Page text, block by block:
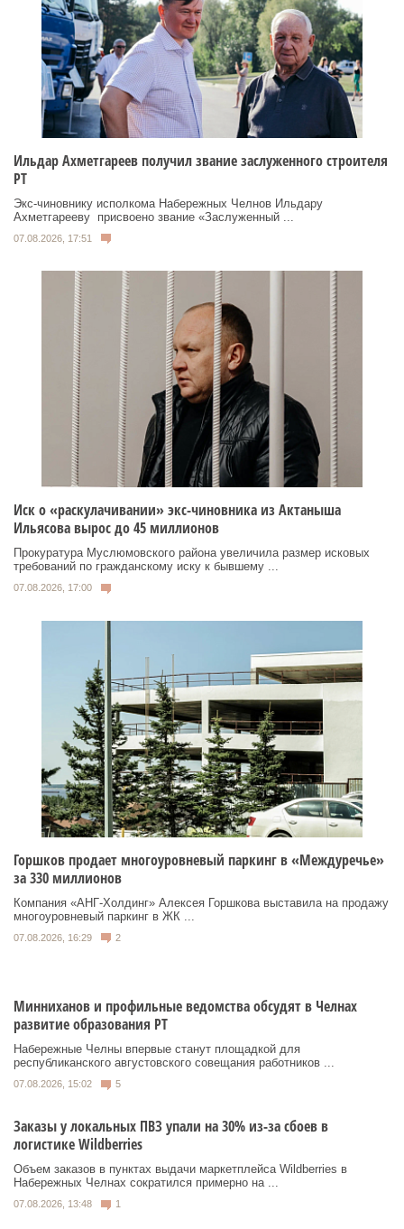
Ильдар Ахметгареев получил звание заслуженного строителя
РТ
Экс‑чиновнику исполкома Набережных Челнов Ильдару
Ахметгарееву присвоено звание «Заслуженный ...
07.08.2026, 17:51
Иск о «раскулачивании» экс-чиновника из Актаныша
Ильясова вырос до 45 миллионов
Прокуратура Муслюмовского района увеличила размер исковых
требований по гражданскому иску к бывшему ...
07.08.2026, 17:00
Горшков продает многоуровневый паркинг в «Междуречье»
за 330 миллионов
Компания «АНГ-Холдинг» Алексея Горшкова выставила на продажу
многоуровневый паркинг в ЖК ...
07.08.2026, 16:29 2
Минниханов и профильные ведомства обсудят в Челнах
развитие образования РТ
Набережные Челны впервые станут площадкой для
республиканского августовского совещания работников ...
07.08.2026, 15:02 5
Заказы у локальных ПВЗ упали на 30% из-за сбоев в
логистике Wildberries
Объем заказов в пунктах выдачи маркетплейса Wildberries в
Набережных Челнах сократился примерно на ...
07.08.2026, 13:48 1